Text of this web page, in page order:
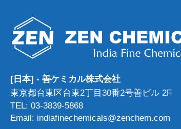
[日本] - 善ケミカル株式会社
東京都台東区台東2丁目30番2号善ビル 2F
TEL: 03-3839-5868
Email: indiafinechemicals@zenchem.com